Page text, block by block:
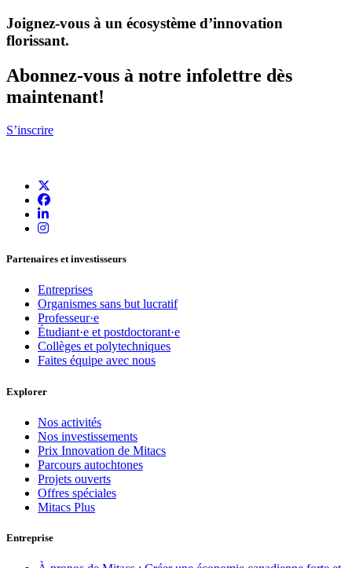
Joignez-vous à un écosystème d’innovation
florissant.
Abonnez-vous à notre infolettre dès
maintenant!
S’inscrire
Partenaires et investisseurs
Entreprises
Organismes sans but lucratif
Professeur·e
Étudiant·e et postdoctorant·e
Collèges et polytechniques
Faites équipe avec nous
Explorer
Nos activités
Nos investissements
Prix Innovation de Mitacs
Parcours autochtones
Projets ouverts
Offres spéciales
Mitacs Plus
Entreprise